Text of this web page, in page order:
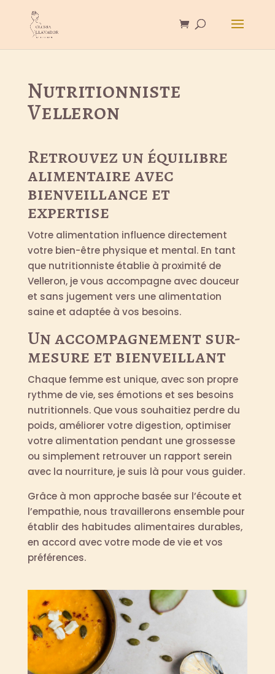
Nutritionniste
Velleron
Retrouvez un équilibre
alimentaire avec
bienveillance et
expertise
Votre alimentation influence directement
votre bien-être physique et mental. En tant
que nutritionniste établie à proximité de
Velleron, je vous accompagne avec douceur
et sans jugement vers une alimentation
saine et adaptée à vos besoins.
Un accompagnement sur-
mesure et bienveillant
Chaque femme est unique, avec son propre
rythme de vie, ses émotions et ses besoins
nutritionnels. Que vous souhaitiez perdre du
poids, améliorer votre digestion, optimiser
votre alimentation pendant une grossesse
ou simplement retrouver un rapport serein
avec la nourriture, je suis là pour vous guider.
Grâce à mon approche basée sur l’écoute et
l’empathie, nous travaillerons ensemble pour
établir des habitudes alimentaires durables,
en accord avec votre mode de vie et vos
préférences.